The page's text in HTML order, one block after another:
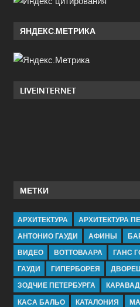
ЯНДЕКС.МЕТРИКА
LIVEINTERNET
МЕТКИ
АРХИТЕКТУРА
АРХИТЕКТУРА
АНТОНИО ГАУДИ
АФИНЫ
ВИДЕО
ВОТТОВААРА
ГАНС
ГАУДИ
ГИПЕРБОРЕЯ
ЗОДЧИЕ ПЕТЕРБУРГА
КАСА БАЛЬО
КАТАЛОНИЯ